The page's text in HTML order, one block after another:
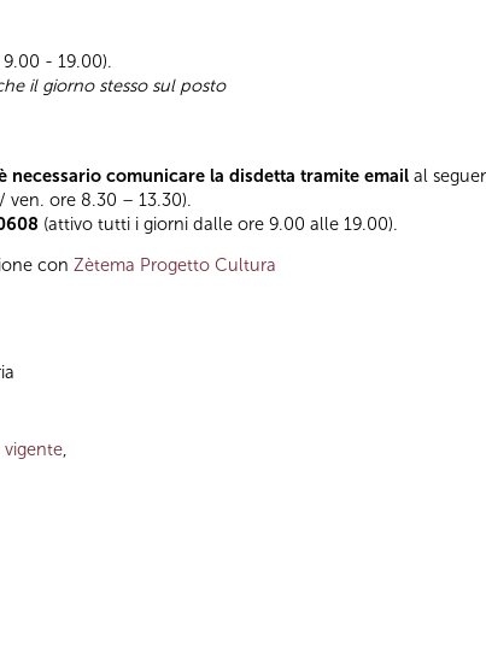
- 19.00).
il giorno stesso sul posto
necessario comunicare la disdetta tramite email al
ven. ore 8.30 – 13.30).
(attivo tutti i giorni dalle ore 9.00 alle 19.00).
con Zètema Progetto Cultura
,